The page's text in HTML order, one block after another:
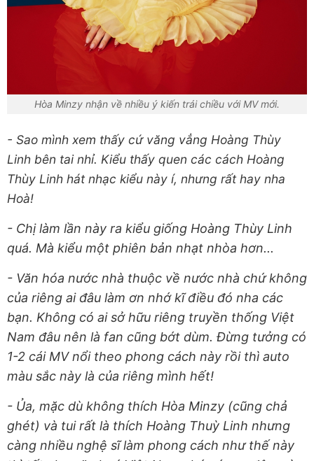
Hòa Minzy nhận về nhiều ý kiến trái chiều với MV mới.
- Sao mình xem thấy cứ văng vẳng Hoàng Thùy
Linh bên tai nhỉ. Kiểu thấy quen các cách Hoàng
Thùy Linh hát nhạc kiểu này í, nhưng rất hay nha
Hoà!
- Chị làm lần này ra kiểu giống Hoàng Thùy Linh
quá. Mà kiểu một phiên bản nhạt nhòa hơn...
- Văn hóa nước nhà thuộc về nước nhà chứ không
của riêng ai đâu làm ơn nhớ kĩ điều đó nha các
bạn. Không có ai sở hữu riêng truyền thống Việt
Nam đâu nên là fan cũng bớt dùm. Đừng tưởng có
1-2 cái MV nổi theo phong cách này rồi thì auto
màu sắc này là của riêng mình hết!
- Ủa, mặc dù không thích Hòa Minzy (cũng chả
ghét) và tui rất là thích Hoàng Thuỳ Linh nhưng
càng nhiều nghệ sĩ làm phong cách như thế này